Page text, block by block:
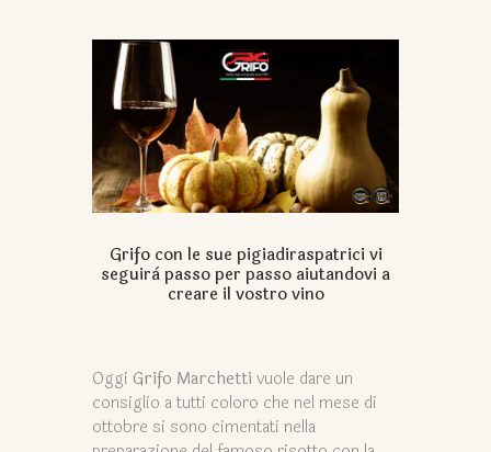
Grifo con le sue pigiadiraspatrici vi
seguirà passo per passo aiutandovi a
creare il vostro vino
Oggi Grifo Marchetti vuole dare un
consiglio a tutti coloro che nel mese di
ottobre si sono cimentati nella